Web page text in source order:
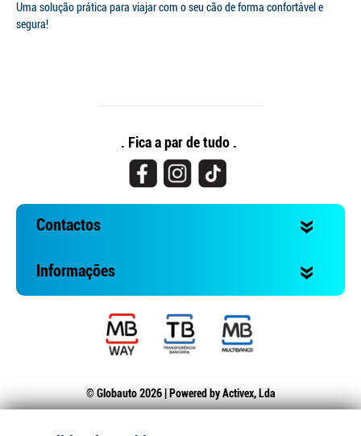
Uma solução prática para viajar com o seu cão de forma confortável e
segura!
Ir para o carrinho
. Fica a par de tudo .
Contactos
Informações
© Globauto 2026 | Powered byActivex, Lda